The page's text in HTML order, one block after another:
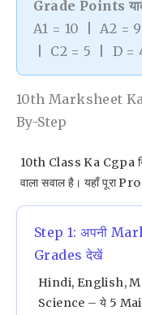
Grade Points
A1 = 10 | A2 =
| C2 = 5 | D =
10th Marksheet
By-Step
10th Class Ka Cgpa
वाला सवाल है। यहाँ पूरा
Step 1: अपनी
Grades देखें
Hindi, English,
Science – ये 5